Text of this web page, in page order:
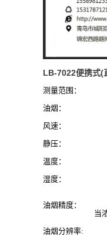
LB-7022便携式(
测量范围：
油烟：
风速：
静压：
温度：
湿度：
油烟精度：
当
油烟分辨率: